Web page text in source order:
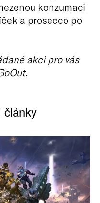
konzumaci
a prosecco po
akci pro vás
články